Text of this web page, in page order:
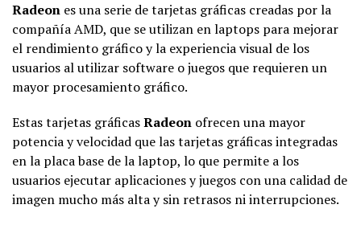
Radeon es una serie de tarjetas gráficas creadas por la
compañía AMD, que se utilizan en laptops para mejorar
el rendimiento gráfico y la experiencia visual de los
usuarios al utilizar software o juegos que requieren un
mayor procesamiento gráfico.
Estas tarjetas gráficasRadeon ofrecen una mayor
potencia y velocidad que las tarjetas gráficas integradas
en la placa base de la laptop, lo que permite a los
usuarios ejecutar aplicaciones y juegos con una calidad de
imagen mucho más alta y sin retrasos ni interrupciones.